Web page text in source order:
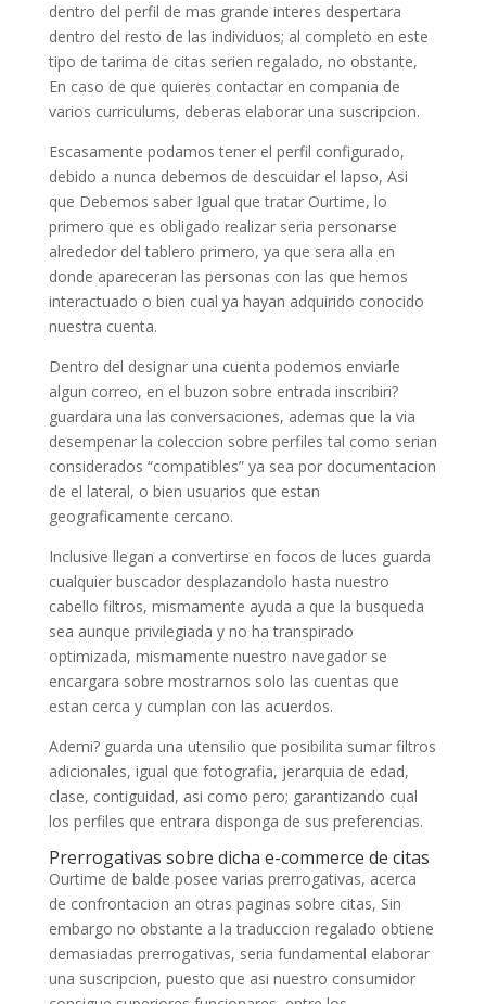
dentro del perfil de mas grande interes despertara
dentro del resto de las individuos; al completo en este
tipo de tarima de citas seri­en regalado, no obstante,
En caso de que quieres contactar en compania de
varios curriculums, deberas elaborar una suscripcion.
Escasamente podamos tener el perfil configurado,
debido a nunca debemos de descuidar el lapso, Asi
que Debemos saber Igual que tratar Ourtime, lo
primero que es obligado realizar seri­a personarse
alrededor del tablero primero, ya que sera alla en
donde apareceran las personas con las que hemos
interactuado o bien cual ya hayan adquirido conocido
nuestra cuenta.
Dentro del designar una cuenta podemos enviarle
algun correo, en el buzon sobre entrada inscribiri?
guardara una las conversaciones, ademas que la vi­a
desempenar la coleccion sobre perfiles tal como serian
considerados “compatibles” ya sea por documentacion
de el lateral, o bien usuarios que estan
geograficamente cercano.
Inclusive llegan a convertirse en focos de luces guarda
cualquier buscador desplazandolo hasta nuestro
cabello filtros, mismamente ayuda a que la busqueda
sea aunque privilegiada y no ha transpirado
optimizada, mismamente nuestro navegador se
encargara sobre mostrarnos solo las cuentas que
estan cerca y cumplan con las acuerdos.
Ademi? guarda una utensilio que posibilita sumar filtros
adicionales, igual que fotografia, jerarquia de edad,
clase, contiguidad, asi­ como pero; garantizando cual
los perfiles que entrara disponga de sus preferencias.
Prerrogativas sobre dicha e-commerce de citas
Ourtime de balde posee varias prerrogativas, acerca
de confrontacion an otras paginas sobre citas, Sin
embargo no obstante a la traduccion regalado obtiene
demasiadas prerrogativas, seri­a fundamental elaborar
una suscripcion, puesto que asi nuestro consumidor